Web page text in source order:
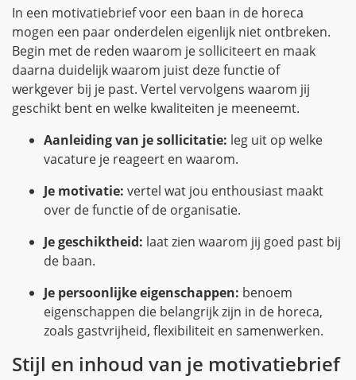
In een motivatiebrief voor een baan in de horeca
mogen een paar onderdelen eigenlijk niet ontbreken.
Begin met de reden waarom je solliciteert en maak
daarna duidelijk waarom juist deze functie of
werkgever bij je past. Vertel vervolgens waarom jij
geschikt bent en welke kwaliteiten je meeneemt.
Aanleiding van je sollicitatie: leg uit op welke
vacature je reageert en waarom.
Je motivatie: vertel wat jou enthousiast maakt
over de functie of de organisatie.
Je geschiktheid: laat zien waarom jij goed past bij
de baan.
Je persoonlijke eigenschappen: benoem
eigenschappen die belangrijk zijn in de horeca,
zoals gastvrijheid, flexibiliteit en samenwerken.
Stijl en inhoud van je motivatiebrief